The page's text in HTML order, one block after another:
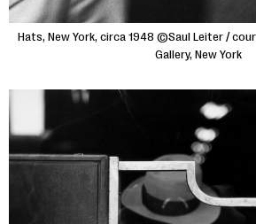
Hats, New York, circa 1948 ©Saul Leiter /
Gallery, New York